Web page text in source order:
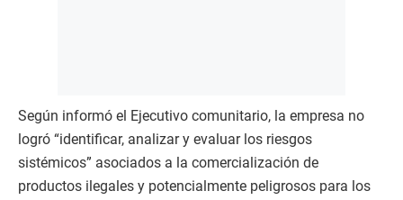
Según informó el Ejecutivo comunitario, la empresa no
logró “identificar, analizar y evaluar los riesgos
sistémicos” asociados a la comercialización de
productos ilegales y potencialmente peligrosos para los